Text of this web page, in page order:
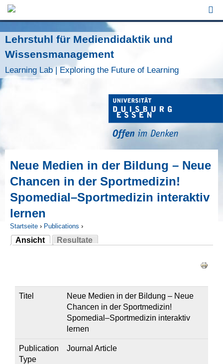
Jump to Navigation
Lehrstuhl für Mediendidaktik und
Wissensmanagement
Learning Lab | Exploring the Future of Learning
Neue Medien in der Bildung – Neue
Chancen in der Sportmedizin!
Spomedial–Sportmedizin interaktiv
lernen
Sie sind hier
Startseite › Publications ›
Ansicht
(aktiver Reiter)
Resultate
Titel
Neue Medien in der Bildung – Neue
Chancen in der Sportmedizin!
Spomedial–Sportmedizin interaktiv
lernen
Publication
Type
Journal Article